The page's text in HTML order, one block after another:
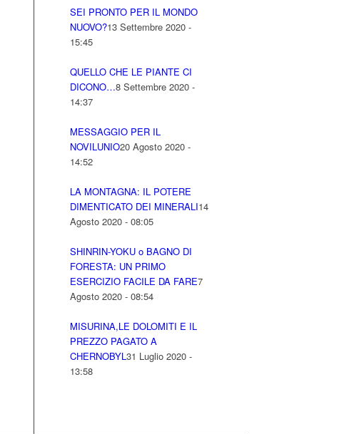
SEI PRONTO PER IL MONDO
NUOVO?13 Settembre 2020 -
15:45
QUELLO CHE LE PIANTE CI
DICONO…8 Settembre 2020 -
14:37
MESSAGGIO PER IL
NOVILUNIO20 Agosto 2020 -
14:52
LA MONTAGNA: IL POTERE
DIMENTICATO DEI MINERALI14
Agosto 2020 - 08:05
SHINRIN-YOKU o BAGNO DI
FORESTA: UN PRIMO
ESERCIZIO FACILE DA FARE7
Agosto 2020 - 08:54
MISURINA,LE DOLOMITI E IL
PREZZO PAGATO A
CHERNOBYL31 Luglio 2020 -
13:58